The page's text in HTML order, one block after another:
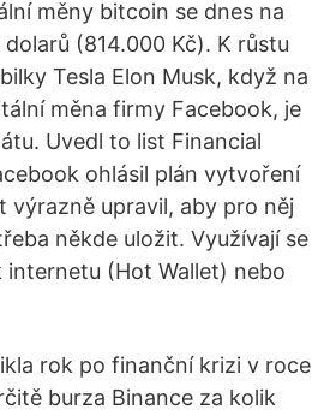
měny bitcoin se dnes na
(814.000 Kč). K růstu
Tesla Elon Musk, když na
měna firmy Facebook, je
Uvedl to list Financial
ohlásil plán vytvoření
výrazně upravil, aby pro něj
někde uložit. Využívají se
(Hot Wallet) nebo
rok po finanční krizi v roce
burza Binance za kolik